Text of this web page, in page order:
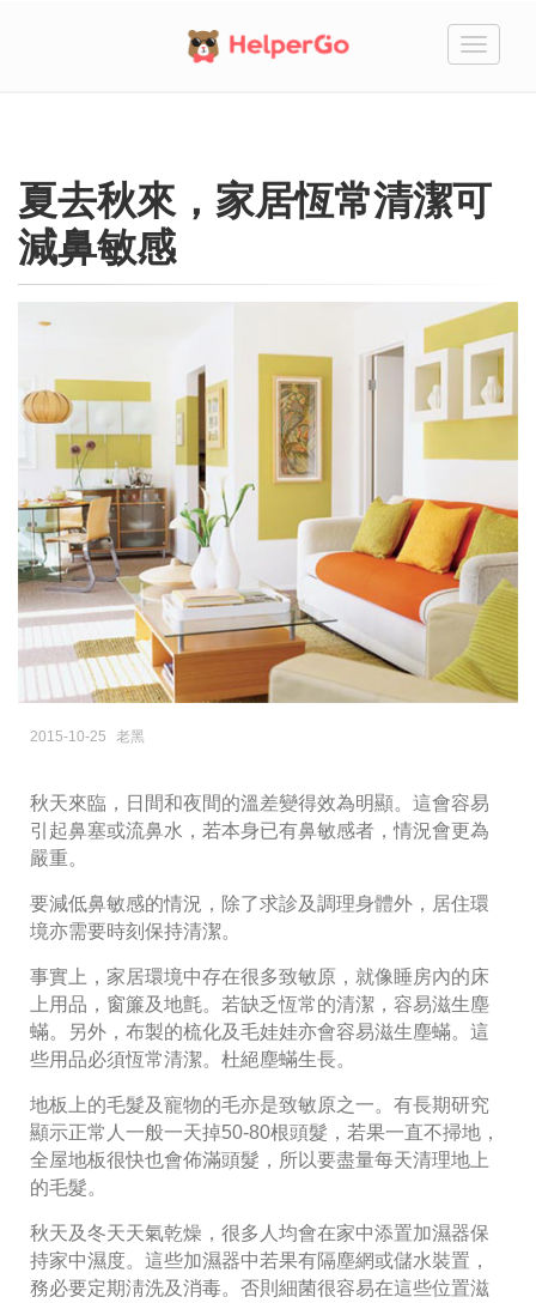
切
夏去秋來，家居恆常清潔可
減鼻敏感
2015-10-25 老黑
秋天來臨，日間和夜間的溫差變得效為明顯。這會容易
引起鼻塞或流鼻水，若本身已有鼻敏感者，情況會更為
嚴重。
要減低鼻敏感的情況，除了求診及調理身體外，居住環
境亦需要時刻保持清潔。
事實上，家居環境中存在很多致敏原，就像睡房內的床
上用品，窗簾及地氈。若缺乏恆常的清潔，容易滋生塵
蟎。另外，布製的梳化及毛娃娃亦會容易滋生塵蟎。這
些用品必須恆常清潔。杜絕塵蟎生長。
地板上的毛髮及寵物的毛亦是致敏原之一。有長期研究
顯示正常人一般一天掉50-80根頭髮，若果一直不掃地，
全屋地板很快也會佈滿頭髮，所以要盡量每天清理地上
的毛髮。
秋天及冬天天氣乾燥，很多人均會在家中添置加濕器保
持家中濕度。這些加濕器中若果有隔塵網或儲水裝置，
務必要定期淸洗及消毒。否則細菌很容易在這些位置滋